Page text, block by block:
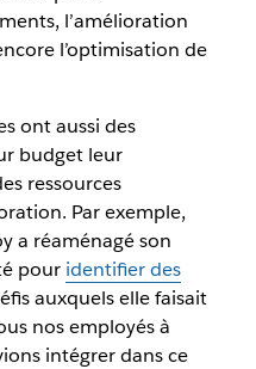
l’amélioration
l’optimisation de
ont aussi des
budget leur
ressources
Par exemple,
a réaménagé son
pour identifier des
auxquels elle faisait
nos employés à
intégrer dans ce